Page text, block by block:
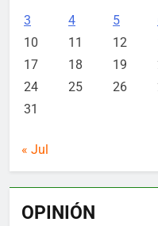
3
4 5
10
11 12
17
18 19
24
25 26
31
« Jul
OPINIÓN